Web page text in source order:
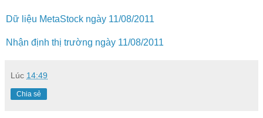
Dữ liệu MetaStock ngày 11/08/2011
Nhận định thị trường ngày 11/08/2011
Lúc 14:49
Chia sẻ